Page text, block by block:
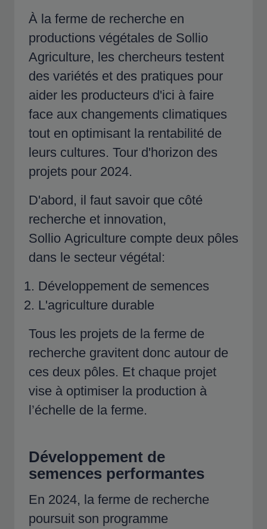
À la ferme de recherche en
productions végétales de Sollio
Agriculture, les chercheurs testent
des variétés et des pratiques pour
aider les producteurs d'ici à faire
face aux changements climatiques
tout en optimisant la rentabilité de
leurs cultures. Tour d'horizon des
projets pour 2024.
D'abord, il faut savoir que côté
recherche et innovation,
Sollio Agriculture compte deux pôles
dans le secteur végétal:
Développement de semences
L'agriculture durable
Tous les projets de la ferme de
recherche gravitent donc autour de
ces deux pôles. Et chaque projet
vise à optimiser la production à
l’échelle de la ferme.
Développement de
semences performantes
En 2024, la ferme de recherche
poursuit son programme